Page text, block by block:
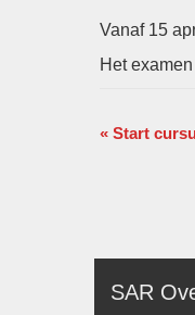
Vanaf 15
Het
E
m
« Start
SAR